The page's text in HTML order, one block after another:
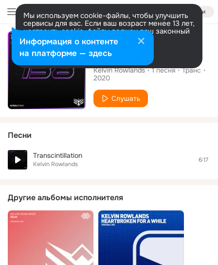
Войти
Мы используем cookie-файлы, чтобы улучшить
сервисы для вас. Если ваш возраст менее 13 лет,
настроить cookie-файлы должен ваш законный
представитель. Больше информации
Разрешить все Настроить
Сингл
Transcintillation
Kelvin Rowlands 1песня
Транс
2020
Слушать
Песни
Transcintillation
Kelvin Rowlands
6:17
Другие альбомы исполнителя
Информация о контенте
на платформе — здесь